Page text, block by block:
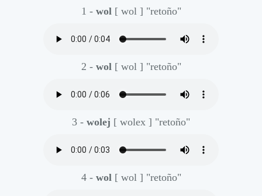
1 - wol [ wol ] "retoño"
2 - wol [ wol ] "retoño"
3 - wolej [ wolex ] "retoño"
4 - wol [ wol ] "retoño"